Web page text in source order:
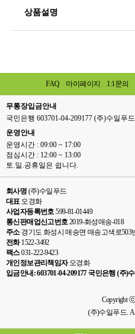
상품설명
FAQ 마이페이지 1:1문의
무통장입금안내
국민은행 603701-04-209177 (주)수일푸드
운영안내
운영시간 : 09:00 ~ 17:00
점심시간 : 12:00 ~ 13:00
토.일.공휴일은 쉽니다.
회사명 (주)수일푸드
대표오경화
사업자등록번호599-81-01449
통신판매업신고번호2019-화성매송-018
주소경기도 화성시 매송면 매송고색로503
전화1522-3492
팩스031-222-9423
개인정보관리책임자오경화
입금안내: 603701-04-209177 국민은행 (주)
Copyright
(주)수일푸드.